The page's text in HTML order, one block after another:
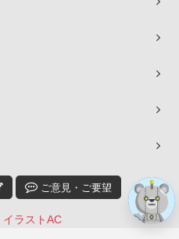
ご意見・ご要望
イラストAC